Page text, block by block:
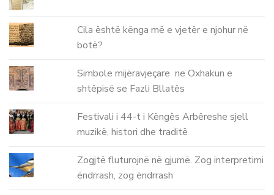
Cila është kënga më e vjetër e njohur në
botë?
Simbole mijëravjeçare ne Oxhakun e
shtëpisë se Fazli Bllatës
Festivali i 44-t i Këngës Arbëreshe sjell
muzikë, histori dhe traditë
Zogjtë fluturojnë në gjumë. Zog interpretimi
ëndrrash, zog ëndrrash